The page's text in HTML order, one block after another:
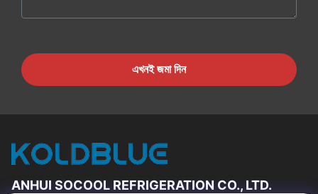
এখনই জমা দিন
ANHUI SOCOOL REFRIGERATION CO., LTD.